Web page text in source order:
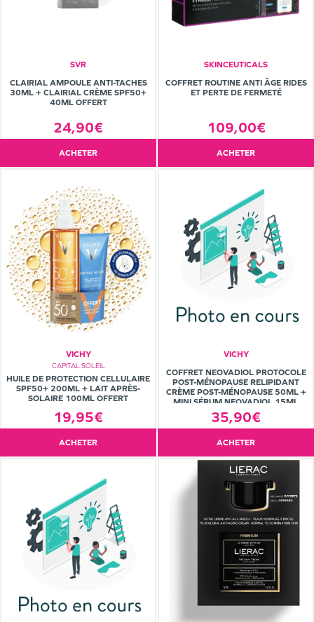
SVR
CLAIRIAL AMPOULE ANTI-TACHES
30ML + CLAIRIAL CRÈME SPF50+
40ML OFFERT
24,90€
ACHETER
SKINCEUTICALS
COFFRET ROUTINE ANTI ÂGE RIDES
ET PERTE DE FERMETÉ
109,00€
ACHETER
VICHY
CAPITAL SOLEIL
HUILE DE PROTECTION CELLULAIRE
SPF50+ 200ML + LAIT APRÈS-
SOLAIRE 100ML OFFERT
19,95€
ACHETER
VICHY
COFFRET NEOVADIOL PROTOCOLE
POST-MÉNOPAUSE RELIPIDANT
CRÈME POST-MÉNOPAUSE 50ML +
MINI SÉRUM NEOVADIOL 15ML
OFFERT
35,90€
ACHETER